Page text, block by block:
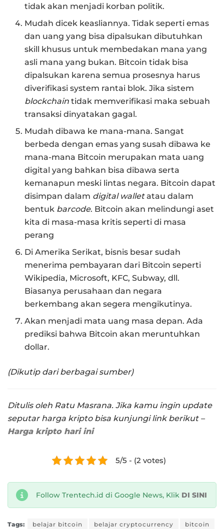
tidak akan menjadi korban politik.
Mudah dicek keasliannya. Tidak seperti emas
dan uang yang bisa dipalsukan dibutuhkan
skill khusus untuk membedakan mana yang
asli mana yang bukan. Bitcoin tidak bisa
dipalsukan karena semua prosesnya harus
diverifikasi system rantai blok. Jika sistem
blockchain tidak memverifikasi maka sebuah
transaksi dinyatakan gagal.
Mudah dibawa ke mana-mana. Sangat
berbeda dengan emas yang susah dibawa ke
mana-mana Bitcoin merupakan mata uang
digital yang bahkan bisa dibawa serta
kemanapun meski lintas negara. Bitcoin dapat
disimpan dalam digital walletatau dalam
bentuk barcode. Bitcoin akan melindungi aset
kita di masa-masa kritis seperti di masa
perang
Di Amerika Serikat, bisnis besar sudah
menerima pembayaran dari Bitcoin seperti
Wikipedia, Microsoft, KFC, Subway, dll.
Biasanya perusahaan dan negara
berkembang akan segera mengikutinya.
Akan menjadi mata uang masa depan. Ada
prediksi bahwa Bitcoin akan meruntuhkan
dollar.
(Dikutip dari berbagai sumber)
Ditulis oleh Ratu Masrana. Jika kamu ingin update
seputar harga kripto bisa kunjungi link berikut –
Harga kripto hari ini
5/5 - (2 votes)
Follow Trentech.id di Google News, Klik DI SINI
Tags: belajar bitcoin belajar cryptocurrency
bitcoin